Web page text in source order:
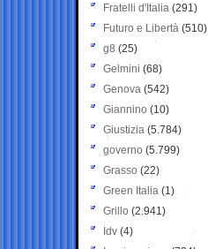
Fratelli d'Italia (291)
Futuro e Libertà (510)
g8 (25)
Gelmini (68)
Genova (542)
Giannino (10)
Giustizia (5.784)
governo (5.799)
Grasso (22)
Green Italia (1)
Grillo (2.941)
Idv (4)